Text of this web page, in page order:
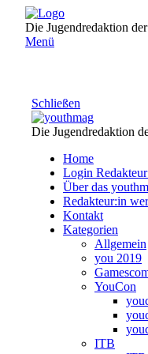
Direkt
zum
Inhalt
Die Jugendredaktion
Menü
Schließen
Die Jugendredaktion
Home
Login
Über das
Redakteur:in
Kontakt
Kategorien
Allgemein
you 2019
YouCon
ITB